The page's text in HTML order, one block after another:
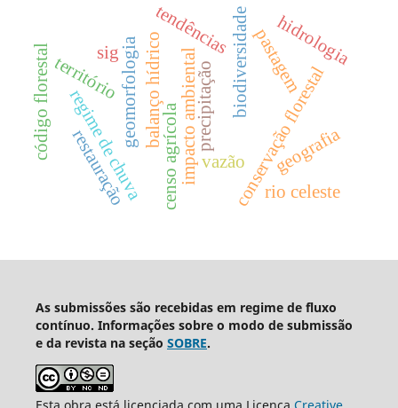
conservação florestal
impacto ambiental
censo agrícola
biodiversidade
rio celeste
tendências
precipitação
vazão
balanço hídrico
geomorfologia hidrologia
regime de chuva
território
restauração
pastagem
código florestal geografia
sig
As submissões são recebidas em regime de fluxo
contínuo. Informações sobre o modo de submissão
e da revista na seção SOBRE.